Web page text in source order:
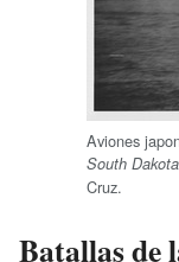
Aviones
South Dakota
Cruz.
Batallas de